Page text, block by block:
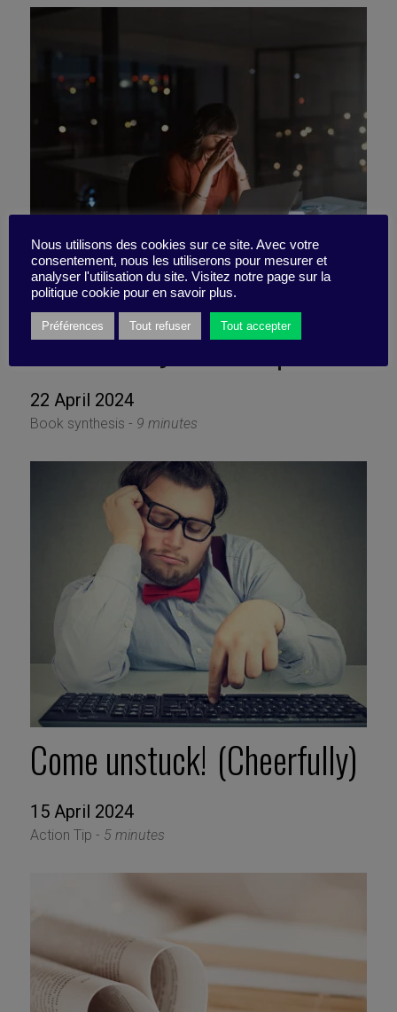
No time to do everything?
Don’t beat yourself up!
22 April 2024
Book synthesis - 9 minutes
Come unstuck! (Cheerfully)
15 April 2024
Action Tip - 5 minutes
Nous utilisons des cookies sur ce site. Avec votre
consentement, nous les utiliserons pour mesurer et
analyser l'utilisation du site. Visitez notre page sur la
politique cookie pour en savoir plus.
Préférences Tout refuser Tout accepter